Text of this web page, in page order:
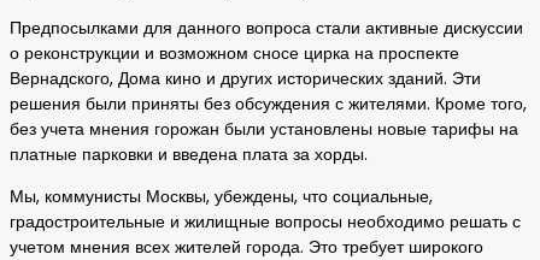
Предпосылками для данного вопроса стали активные дискуссии
о реконструкции и возможном сносе цирка на проспекте
Вернадского, Дома кино и других исторических зданий. Эти
решения были приняты без обсуждения с жителями. Кроме того,
без учета мнения горожан были установлены новые тарифы на
платные парковки и введена плата за хорды.
Мы, коммунисты Москвы, убеждены, что социальные,
градостроительные и жилищные вопросы необходимо решать с
учетом мнения всех жителей города. Это требует широкого